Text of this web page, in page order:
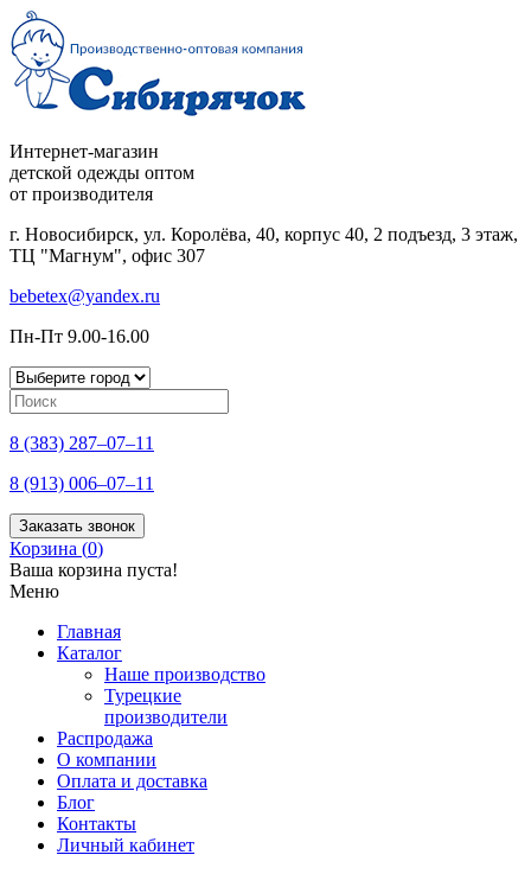
Интернет-магазин
детской одежды оптом
от производителя
г. Новосибирск, ул. Королёва, 40, корпус 40, 2 подъезд, 3 этаж,
ТЦ "Магнум", офис 307
bebetex@yandex.ru
Пн-Пт 9.00-16.00
8 (383) 287–07–11
8 (913) 006–07–11
Заказать звонок
Корзина (0)
Ваша корзина пуста!
Меню
Главная
Каталог
Наше производство
Турецкие
производители
Распродажа
О компании
Оплата и доставка
Блог
Контакты
Личный кабинет